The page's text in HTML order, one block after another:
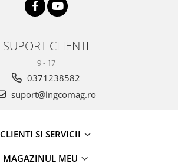
SUPORT CLIENTI
9 - 17
0371238582
suport@ingcomag.ro
CLIENTI SI SERVICII
MAGAZINUL MEU